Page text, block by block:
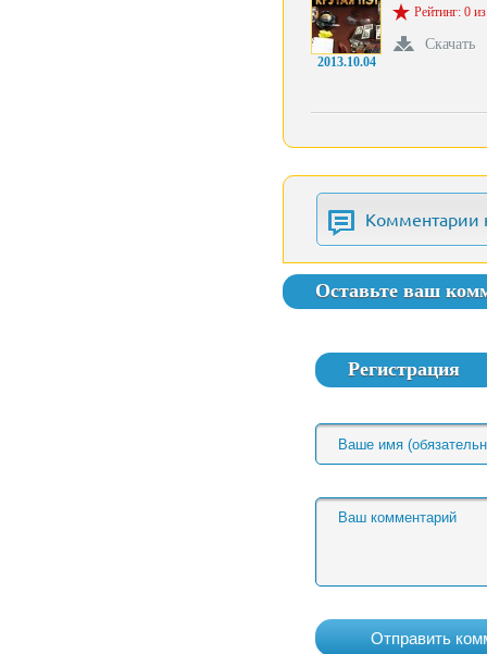
2013.10.04
Рейтинг: 0
Скачать
Комментарии
Оставьте ваш
Регистрация